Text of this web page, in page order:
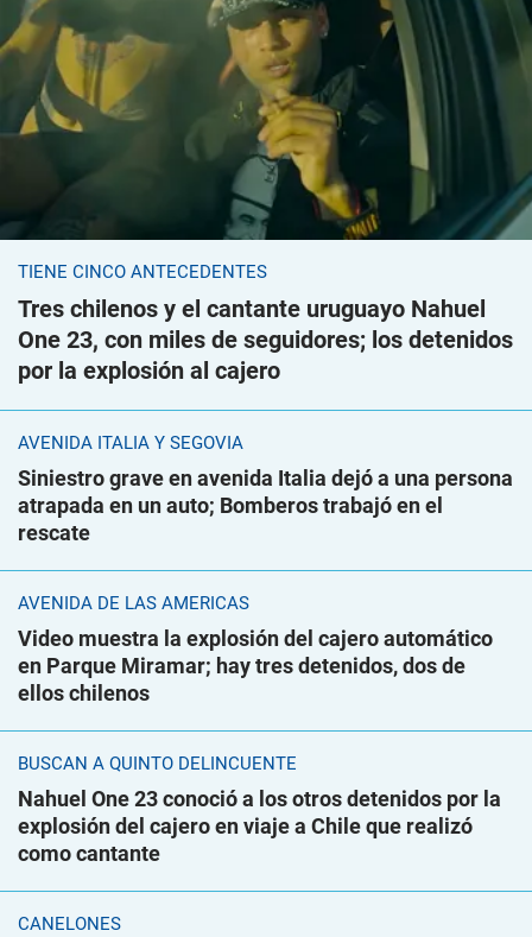
TIENE CINCO ANTECEDENTES
Tres chilenos y el cantante uruguayo Nahuel
One 23, con miles de seguidores; los detenidos
por la explosión al cajero
AVENIDA ITALIA Y SEGOVIA
Siniestro grave en avenida Italia dejó a una persona
atrapada en un auto; Bomberos trabajó en el
rescate
AVENIDA DE LAS AMÉRICAS
Video muestra la explosión del cajero automático
en Parque Miramar; hay tres detenidos, dos de
ellos chilenos
BUSCAN A QUINTO DELINCUENTE
Nahuel One 23 conoció a los otros detenidos por la
explosión del cajero en viaje a Chile que realizó
como cantante
CANELONES